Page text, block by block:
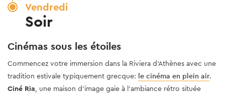
Vendredi
Soir
Cinémas sous les étoiles
Commencez votre immersion dans la Riviera d’Athènes avec une
tradition estivale typiquement grecque: le cinéma en plein air.
Ciné Ria, une maison d'image gaie à l'ambiance rétro située